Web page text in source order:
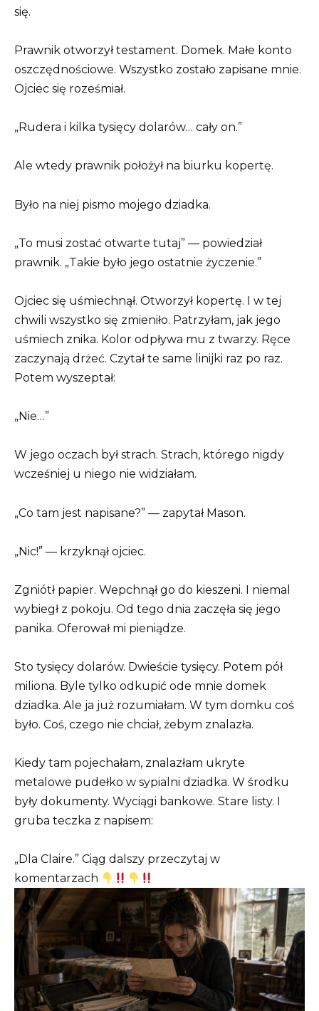
się.
Prawnik otworzył testament. Domek. Małe konto
oszczędnościowe. Wszystko zostało zapisane mnie.
Ojciec się roześmiał.
„Rudera i kilka tysięcy dolarów… cały on.”
Ale wtedy prawnik położył na biurku kopertę.
Było na niej pismo mojego dziadka.
„To musi zostać otwarte tutaj” — powiedział
prawnik. „Takie było jego ostatnie życzenie.”
Ojciec się uśmiechnął. Otworzył kopertę. I w tej
chwili wszystko się zmieniło. Patrzyłam, jak jego
uśmiech znika. Kolor odpływa mu z twarzy. Ręce
zaczynają drżeć. Czytał te same linijki raz po raz.
Potem wyszeptał:
„Nie…”
W jego oczach był strach. Strach, którego nigdy
wcześniej u niego nie widziałam.
„Co tam jest napisane?” — zapytał Mason.
„Nic!” — krzyknął ojciec.
Zgniótł papier. Wepchnął go do kieszeni. I niemal
wybiegł z pokoju. Od tego dnia zaczęła się jego
panika. Oferował mi pieniądze.
Sto tysięcy dolarów. Dwieście tysięcy. Potem pół
miliona. Byle tylko odkupić ode mnie domek
dziadka. Ale ja już rozumiałam. W tym domku coś
było. Coś, czego nie chciał, żebym znalazła.
Kiedy tam pojechałam, znalazłam ukryte
metalowe pudełko w sypialni dziadka. W środku
były dokumenty. Wyciągi bankowe. Stare listy. I
gruba teczka z napisem:
„Dla Claire.” Ciąg dalszy przeczytaj w
komentarzach